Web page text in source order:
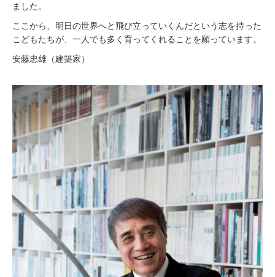
ました。
ここから、明日の世界へと飛び立っていくんだという志を持った
こどもたちが、一人でも多く育ってくれることを願っています。
安藤忠雄（建築家）